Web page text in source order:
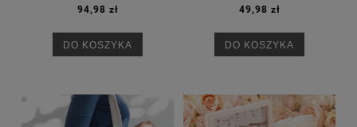
94,98 zł
DO KOSZYKA
49,98 zł
DO KOSZYKA